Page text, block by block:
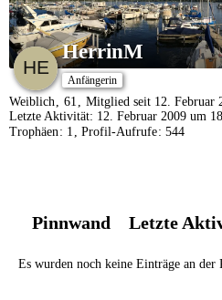
HerrinM
Anfängerin
Weiblich 61
Mitglied seit 12. Februar
Letzte Aktivität: 12. Februar 2009 um
Trophäen
1 Profil-Aufrufe 544
Pinnwand Letzte
Es wurden noch keine Einträge an der